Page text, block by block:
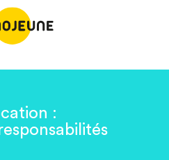
ANNONCE
: